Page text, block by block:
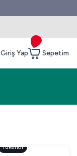
Giriş Yap Sepetim
Tükendi